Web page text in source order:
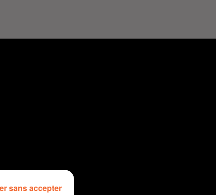
sans accepter